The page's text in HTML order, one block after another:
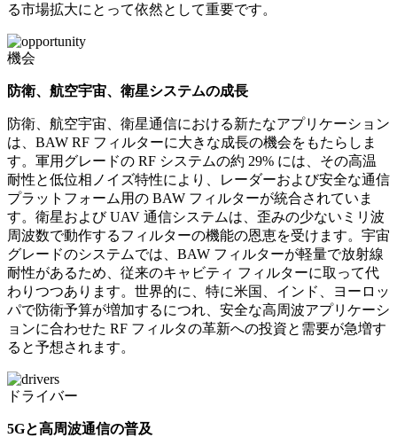
る市場拡大にとって依然として重要です。
機会
防衛、航空宇宙、衛星システムの成長
防衛、航空宇宙、衛星通信における新たなアプリケーション
は、BAW RF フィルターに大きな成長の機会をもたらしま
す。軍用グレードの RF システムの約 29% には、その高温
耐性と低位相ノイズ特性により、レーダーおよび安全な通信
プラットフォーム用の BAW フィルターが統合されていま
す。衛星および UAV 通信システムは、歪みの少ないミリ波
周波数で動作するフィルターの機能の恩恵を受けます。宇宙
グレードのシステムでは、BAW フィルターが軽量で放射線
耐性があるため、従来のキャビティ フィルターに取って代
わりつつあります。世界的に、特に米国、インド、ヨーロッ
パで防衛予算が増加するにつれ、安全な高周波アプリケーシ
ョンに合わせた RF フィルタの革新への投資と需要が急増す
ると予想されます。
ドライバー
5Gと高周波通信の普及